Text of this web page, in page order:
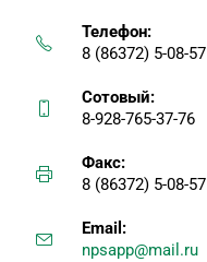
Телефон:
8 (86372) 5-08-57
Сотовый:
8-928-765-37-76
Факс:
8 (86372) 5-08-57
Email:
npsapp@mail.ru